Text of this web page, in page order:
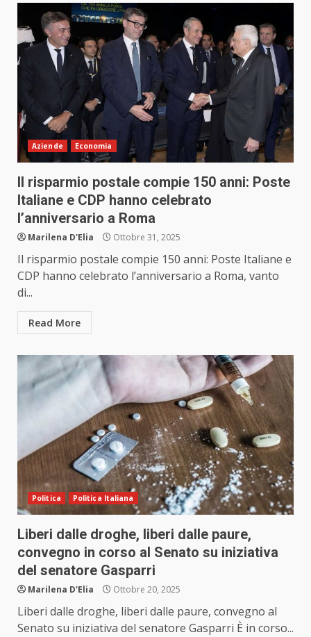
Aziende Economia
Il risparmio postale compie 150 anni: Poste
Italiane e CDP hanno celebrato
l’anniversario a Roma
Marilena D'Elia Ottobre 31, 2025
Il risparmio postale compie 150 anni: Poste Italiane e
CDP hanno celebrato l’anniversario a Roma, vanto
di...
Read More
Politica Politica Italiana
Liberi dalle droghe, liberi dalle paure,
convegno in corso al Senato su iniziativa
del senatore Gasparri
Marilena D'Elia Ottobre 20, 2025
Liberi dalle droghe, liberi dalle paure, convegno al
Senato su iniziativa del senatore Gasparri È in corso...